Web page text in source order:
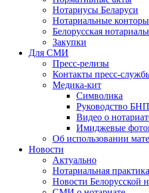
Нотариусы Беларуси
Нотариальные конторы
Белорусская
Закупки
Для СМИ
Пресс-релизы
Контакты пресс-
Медика-кит
Символика
Руководство БНП
Видео о
Имиджевые
Об использовании
Новости
Актуально
Нотариальная практика
Новости Белорусской